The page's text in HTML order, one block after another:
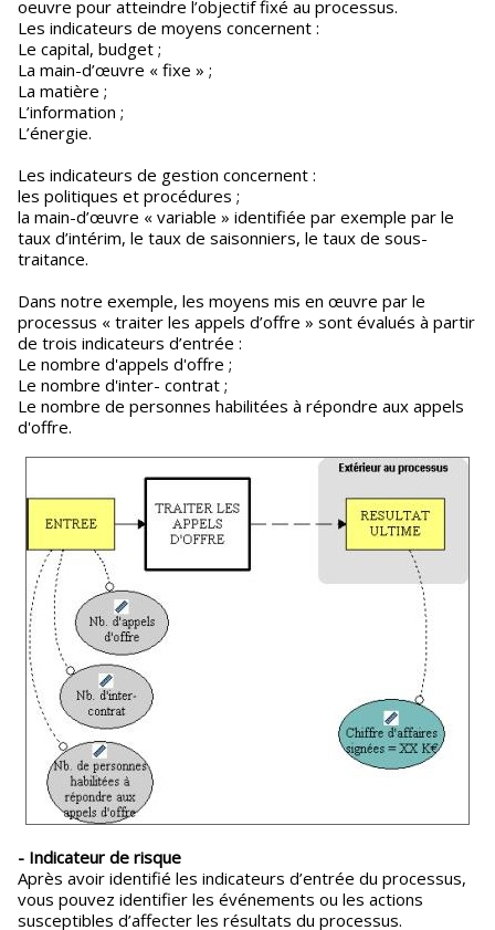
oeuvre pour atteindre l’objectif fixé au processus.
Les indicateurs de moyens concernent :
Le capital, budget ;
La main-d’œuvre « fixe » ;
La matière ;
L’information ;
L’énergie.
Les indicateurs de gestion concernent :
les politiques et procédures ;
la main-d’œuvre « variable » identifiée par exemple par le
taux d’intérim, le taux de saisonniers, le taux de sous-
traitance.
Dans notre exemple, les moyens mis en œuvre par le
processus « traiter les appels d’offre » sont évalués à partir
de trois indicateurs d’entrée :
Le nombre d'appels d'offre ;
Le nombre d'inter- contrat ;
Le nombre de personnes habilitées à répondre aux appels
d'offre.
- Indicateur de risque
Après avoir identifié les indicateurs d’entrée du processus,
vous pouvez identifier les événements ou les actions
susceptibles d’affecter les résultats du processus.